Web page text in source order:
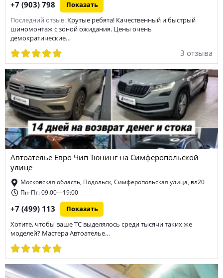
+7 (903) 798 Показать
Последний отзыв: Крутые ребята! Качественный и быстрый
шиномонтаж с зоной ожидания. Цены очень
демократические…
3 отзыва
Автоателье Евро Чип Тюнинг на Симферопольской
улице
Московская область, Подольск, Симферопольская улица, вл20
Пн-Пт: 09:00—19:00
+7 (499) 113 Показать
Хотите, чтобы ваше ТС выделялось среди тысячи таких же
моделей? Мастера Автоателье…